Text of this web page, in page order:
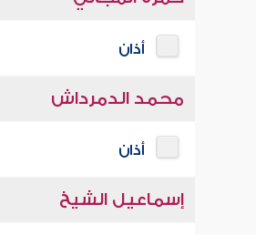
أذان
محمد الدمرداش
أذان
إسماعيل الشيخ